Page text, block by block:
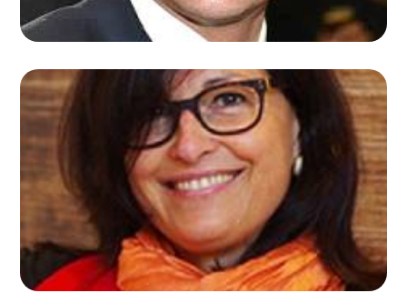
ELENA BRUSA PASQUÈ
PRESIDENTE ORDINE ARCHITETTI VARESE